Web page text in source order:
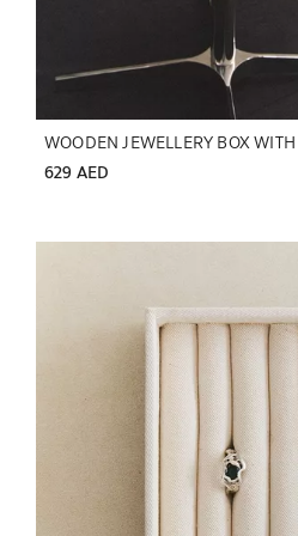
WOODEN JEWELLERY BOX
629 AED
تم تغيير الصورة إلى 1 من 5